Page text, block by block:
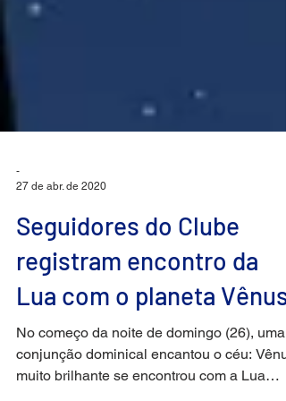
27 de abr. de 2020
Seguidores do Clube
registram encontro da
Lua com o planeta Vênus
No começo da noite de domingo (26), uma
conjunção dominical encantou o céu: